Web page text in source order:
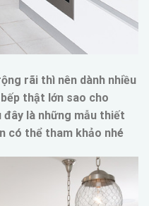
rãi thì nên dành nhiều
thật lớn sao cho
đây là những mẫu thiết
có thể tham khảo nhé